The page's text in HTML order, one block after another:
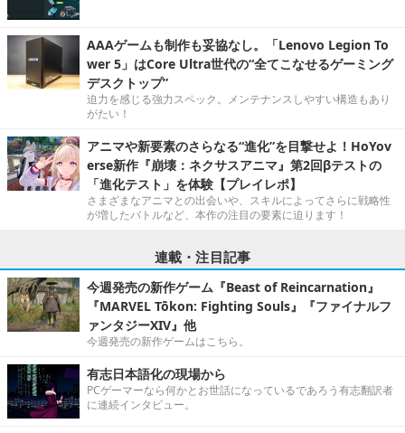
AAAゲームも制作も妥協なし。「Lenovo Legion To
wer 5」はCore Ultra世代の“全てこなせるゲーミング
デスクトップ”
迫力を感じる強力スペック。メンテナンスしやすい構造もあり
がたい！
アニマや新要素のさらなる“進化”を目撃せよ！HoYov
erse新作『崩壊：ネクサスアニマ』第2回βテストの
「進化テスト」を体験【プレイレポ】
さまざまなアニマとの出会いや、スキルによってさらに戦略性
が増したバトルなど、本作の注目の要素に迫ります！
連載・注目記事
今週発売の新作ゲーム『Beast of Reincarnation』
『MARVEL Tōkon: Fighting Souls』『ファイナルフ
ァンタジーXIV』他
今週発売の新作ゲームはこちら。
有志日本語化の現場から
PCゲーマーなら何かとお世話になっているであろう有志翻訳者
に連続インタビュー。